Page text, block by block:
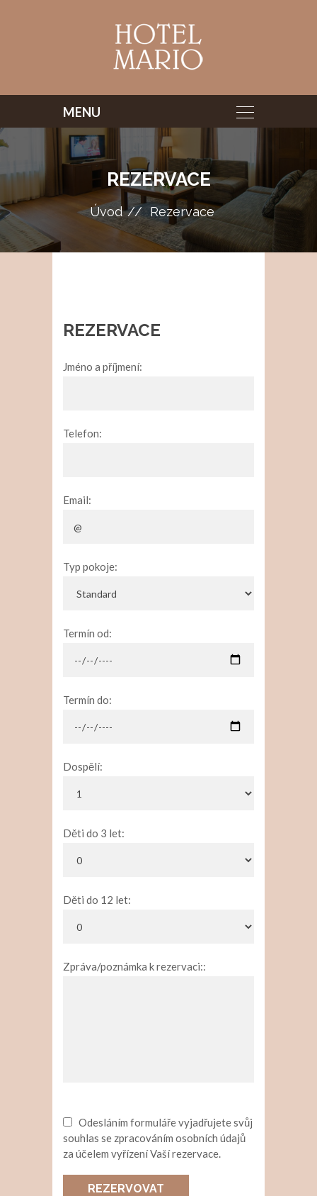
REZERVACE
Úvod Rezervace
REZERVACE
Jméno a příjmení:
Telefon:
Email:
Typ pokoje:
Termín od:
Termín do:
Dospělí:
Děti do 3 let:
Děti do 12 let:
Zpráva/poznámka k rezervaci::
Odesláním formuláře vyjadřujete svůj
souhlas se zpracováním osobních údajů
za účelem vyřízení Vaší rezervace.
REZERVOVAT